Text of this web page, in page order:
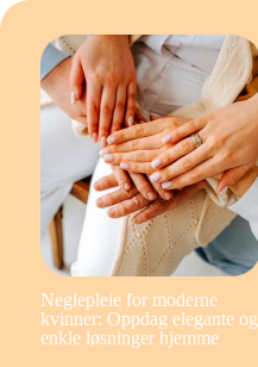
Neglepleie for moderne
kvinner: Oppdag elegante og
enkle løsninger hjemme